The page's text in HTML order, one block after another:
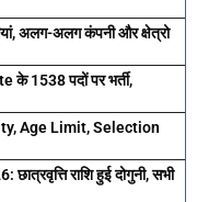
अलग-अलग कंपनी और क्षेत्रो
1538 पदों पर भर्ती,
Age Limit, Selection
राशि हुई दोगुनी, सभी